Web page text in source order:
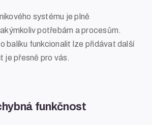
systému je plně
potřebám a procesům.
balíku funkcionalit lze přidávat další
je přesně pro vás.
funkčnost